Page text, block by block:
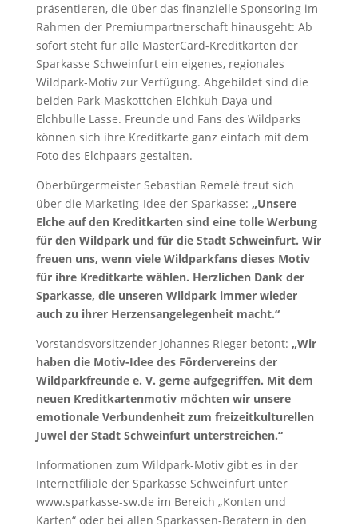
präsentieren, die über das finanzielle Sponsoring im
Rahmen der Premiumpartnerschaft hinausgeht: Ab
sofort steht für alle MasterCard-Kreditkarten der
Sparkasse Schweinfurt ein eigenes, regionales
Wildpark-Motiv zur Verfügung. Abgebildet sind die
beiden Park-Maskottchen Elchkuh Daya und
Elchbulle Lasse. Freunde und Fans des Wildparks
können sich ihre Kreditkarte ganz einfach mit dem
Foto des Elchpaars gestalten.
Oberbürgermeister Sebastian Remelé freut sich
über die Marketing-Idee der Sparkasse: „Unsere
Elche auf den Kreditkarten sind eine tolle Werbung
für den Wildpark und für die Stadt Schweinfurt. Wir
freuen uns, wenn viele Wildparkfans dieses Motiv
für ihre Kreditkarte wählen. Herzlichen Dank der
Sparkasse, die unseren Wildpark immer wieder
auch zu ihrer Herzensangelegenheit macht.“
Vorstandsvorsitzender Johannes Rieger betont: „Wir
haben die Motiv-Idee des Fördervereins der
Wildparkfreunde e. V. gerne aufgegriffen. Mit dem
neuen Kreditkartenmotiv möchten wir unsere
emotionale Verbundenheit zum freizeitkulturellen
Juwel der Stadt Schweinfurt unterstreichen.“
Informationen zum Wildpark-Motiv gibt es in der
Internetfiliale der Sparkasse Schweinfurt unter
www.sparkasse-sw.de im Bereich „Konten und
Karten“ oder bei allen Sparkassen-Beratern in den